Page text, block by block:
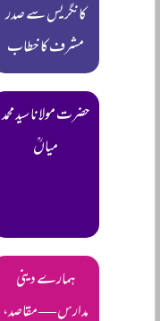
کانگریس سے صدر
مشرف کا خطاب
حضرت مولانا سید محمد
میاںؒ
ہمارے دینی
مدارس — مقاصد،